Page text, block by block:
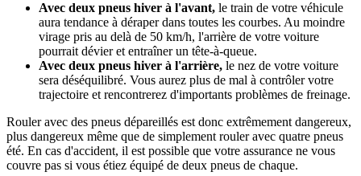
Avec deux pneus hiver à l'avant, le train de votre véhicule
aura tendance à déraper dans toutes les courbes. Au moindre
virage pris au delà de 50 km/h, l'arrière de votre voiture
pourrait dévier et entraîner un tête-à-queue.
Avec deux pneus hiver à l'arrière, le nez de votre voiture
sera déséquilibré. Vous aurez plus de mal à contrôler votre
trajectoire et rencontrerez d'importants problèmes de freinage.
Rouler avec des pneus dépareillés est donc extrêmement dangereux,
plus dangereux même que de simplement rouler avec quatre pneus
été. En cas d'accident, il est possible que votre assurance ne vous
couvre pas si vous étiez équipé de deux pneus de chaque.